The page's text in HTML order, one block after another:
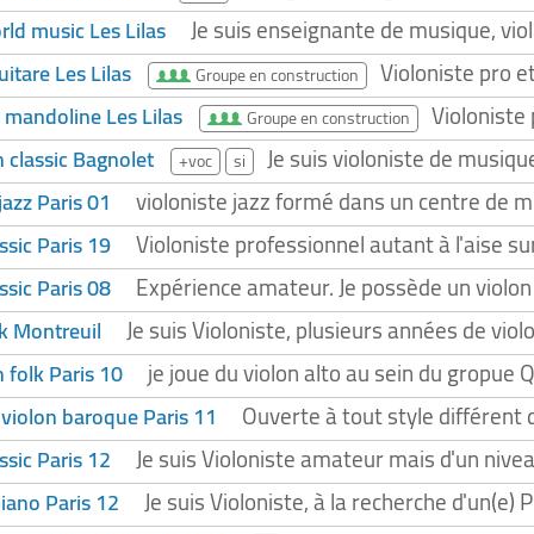
music Les Lilas Je suis enseignante de musique,
Les Lilas Groupe en construction Violoniste pro
Les Lilas Groupe en construction Violoniste
Bagnolet +voc si Je suis violoniste de
Paris 01 violoniste jazz formé dans un centre de
Paris 19 Violoniste professionnel autant à l'aise
Paris 08 Expérience amateur. Je possède un
Montreuil Je suis Violoniste, plusieurs années de
folk Paris 10 je joue du violon alto au sein du gropue
baroque Paris 11 Ouverte à tout style différent
Paris 12 Je suis Violoniste amateur mais d'un
Paris 12 Je suis Violoniste, à la recherche